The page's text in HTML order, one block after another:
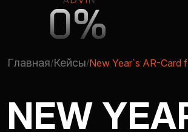
0%
Главная Кейсы New Year`s AR-Card
NEW